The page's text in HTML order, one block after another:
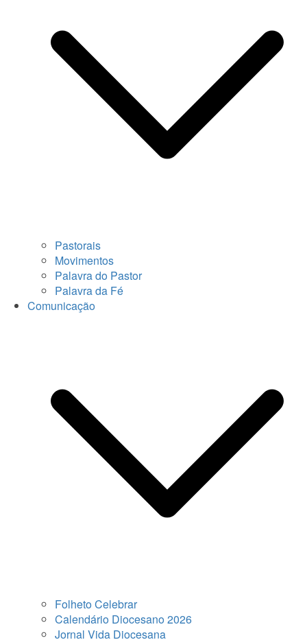
Pastorais
Movimentos
Palavra do Pastor
Palavra da Fé
Comunicação
Folheto Celebrar
Calendário Diocesano 2026
Jornal Vida Diocesana